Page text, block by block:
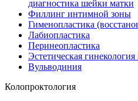
диагностика шейки матки
Филлинг интимной зоны
Гименопластика
Лабиопластика
Перинеопластика
Эстетическая
Вульводиния
Колопроктология